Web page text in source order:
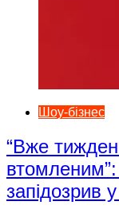
Шоу-бізнес
“Вже
запідозрив